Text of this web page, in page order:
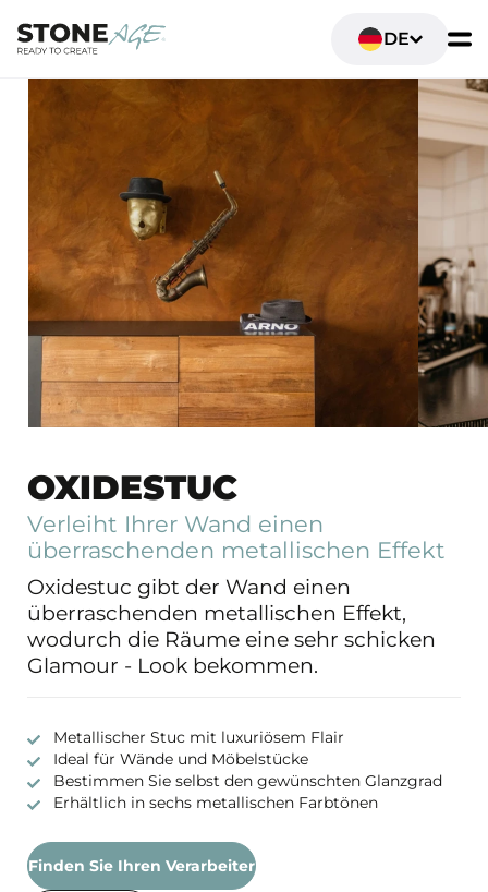
DE
OXIDESTUC
Verleiht Ihrer Wand einen
überraschenden metallischen Effekt
Oxidestuc gibt der Wand einen
überraschenden metallischen Effekt,
wodurch die Räume eine sehr schicken
Glamour - Look bekommen.
Metallischer Stuc mit luxuriösem Flair
Ideal für Wände und Möbelstücke
Bestimmen Sie selbst den gewünschten Glanzgrad
Erhältlich in sechs metallischen Farbtönen
Finden Sie Ihren Verarbeiter